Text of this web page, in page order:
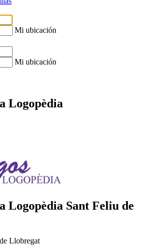
Mi ubicación
Mi ubicación
Logopèdia
Logopèdia Sant Feliu de
Llobregat